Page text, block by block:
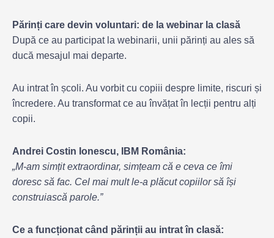
Părinți care devin voluntari: de la webinar la clasă
După ce au participat la webinarii, unii părinți au ales să
ducă mesajul mai departe.
Au intrat în școli. Au vorbit cu copiii despre limite, riscuri și
încredere. Au transformat ce au învățat în lecții pentru alți
copii.
Andrei Costin Ionescu, IBM România:
„M-am simțit extraordinar, simțeam că e ceva ce îmi
doresc să fac. Cel mai mult le-a plăcut copiilor să își
construiască parole.”
Ce a funcționat când părinții au intrat în clasă: